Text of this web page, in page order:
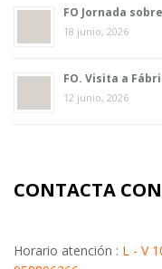
FO Jornada
18 junio, 2026
FO. Visita a
12 junio, 2026
CONTACTA
Horario atención : L - V